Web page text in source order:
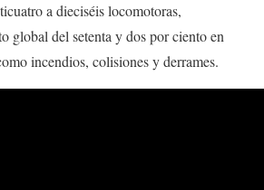
a dieciséis locomotoras,
global del setenta y dos por ciento en
incendios, colisiones y derrames.